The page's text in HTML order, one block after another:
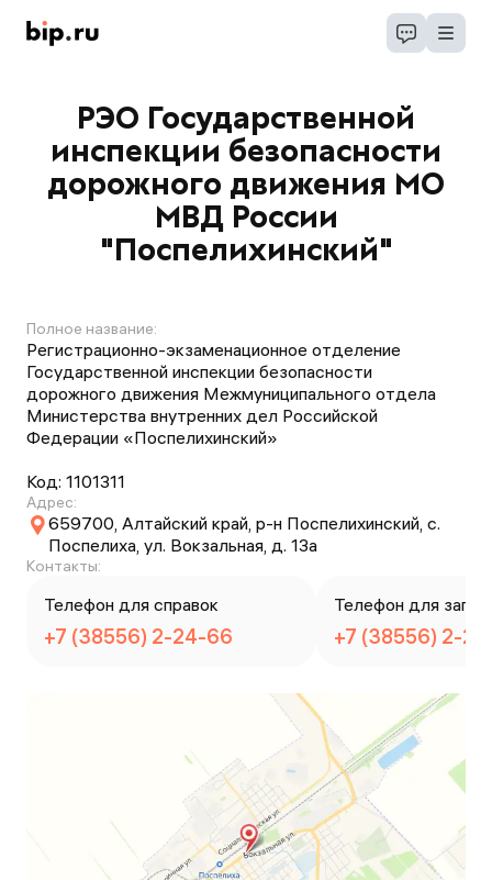
РЭО Государственной
инспекции безопасности
дорожного движения МО
МВД России
"Поспелихинский"
Полное название:
Регистрационно-экзаменационное отделение
Государственной инспекции безопасности
дорожного движения Межмуниципального отдела
Министерства внутренних дел Российской
Федерации «Поспелихинский»
Код: 1101311
Адрес:
659700, Алтайский край, р-н Поспелихинский, с.
Поспелиха, ул. Вокзальная, д. 13а
Контакты:
Телефон для справок
+7 (38556) 2-24-66
Телефон для
+7 (38556) 2-